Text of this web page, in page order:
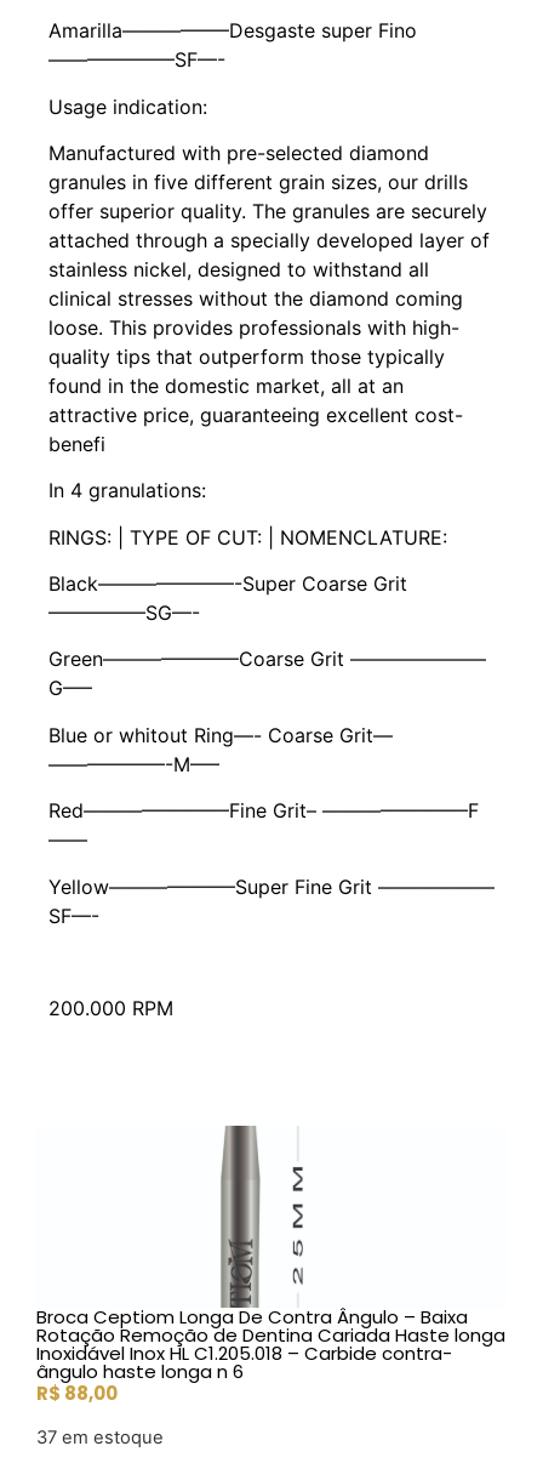
Amarilla—————–Desgaste super Fino
——————–SF—-
Usage indication:
Manufactured with pre-selected diamond
granules in five different grain sizes, our drills
offer superior quality. The granules are securely
attached through a specially developed layer of
stainless nickel, designed to withstand all
clinical stresses without the diamond coming
loose. This provides professionals with high-
quality tips that outperform those typically
found in the domestic market, all at an
attractive price, guaranteeing excellent cost-
benefi
In 4 granulations:
RINGS: | TYPE OF CUT: | NOMENCLATURE:
Black———————-Super Coarse Grit
—————SG—-
Green———————Coarse Grit ———————
G—–
Blue or whitout Ring—- Coarse Grit—
——————-M—–
Red———————–Fine Grit– ———————–F
——
Yellow——————–Super Fine Grit ——————
SF—-
200.000 RPM
Broca Ceptiom Longa De Contra Ângulo – Baixa
Rotação Remoção de Dentina Cariada Haste longa
Inoxidável Inox HL C1.205.018 – Carbide contra-
ângulo haste longa n 6
R$ 88,00
37 em estoque